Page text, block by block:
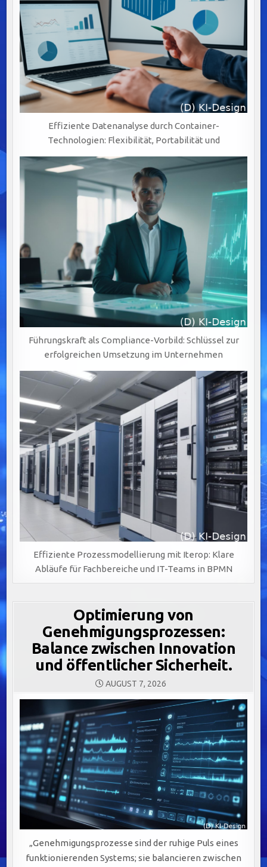
Effiziente Datenanalyse durch Container-
Technologien: Flexibilität, Portabilität und
Führungskraft als Compliance-Vorbild: Schlüssel zur
erfolgreichen Umsetzung im Unternehmen
Effiziente Prozessmodellierung mit Iterop: Klare
Abläufe für Fachbereiche und IT-Teams in BPMN
Optimierung von
Genehmigungsprozessen:
Balance zwischen Innovation
und öffentlicher Sicherheit.
AUGUST 7, 2026
„Genehmigungsprozesse sind der ruhige Puls eines
funktionierenden Systems; sie balancieren zwischen